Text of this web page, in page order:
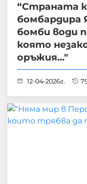
“Страната
бомбардира
бомби води
която
оръжия..."
12-04-2026г.